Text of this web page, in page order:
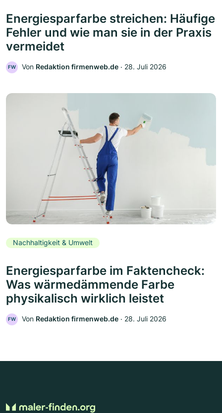
Energiesparfarbe streichen: Häufige
Fehler und wie man sie in der Praxis
vermeidet
FW Von Redaktion firmenweb.de ‧ 28. Juli 2026
Nachhaltigkeit & Umwelt
Energiesparfarbe im Faktencheck:
Was wärmedämmende Farbe
physikalisch wirklich leistet
FW Von Redaktion firmenweb.de ‧ 28. Juli 2026